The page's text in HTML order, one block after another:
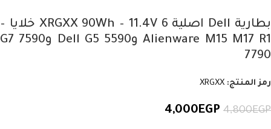
بطارية Dell اصلية XRGXX 90Wh – 11.4V 6 خلايا –
Alienware M15 M17 R1 وDell G5 5590 وG7 7590
7790
رمز المنتج: XRGXX
4,800EGP
4,000EGP